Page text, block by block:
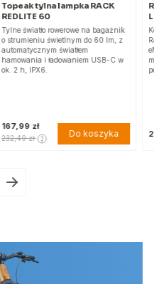
Topeak tylna lampka RACK
REDLITE 60
Tylne światło rowerowe na bagażnik
o strumieniu świetlnym do 60 lm, z
automatycznym światłem
hamowania i ładowaniem USB-C w
ok. 2 h, IPX6.
167,99 zł
232,49 zł Do koszyka